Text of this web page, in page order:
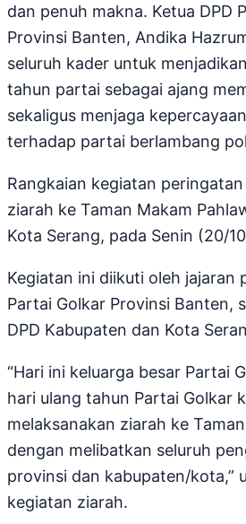
dan penuh makna. Ketua DPD
Provinsi Banten, Andika
seluruh kader untuk
tahun partai sebagai ajang
sekaligus menjaga
terhadap partai berlambang
Rangkaian kegiatan
ziarah ke Taman Makam
Kota Serang, pada Senin (20/
Kegiatan ini diikuti oleh jajaran
Partai Golkar Provinsi Banten,
DPD Kabupaten dan Kota
“Hari ini keluarga besar Partai
hari ulang tahun Partai Golkar
melaksanakan ziarah ke
dengan melibatkan seluruh
provinsi dan kabupaten/kota,”
kegiatan ziarah.